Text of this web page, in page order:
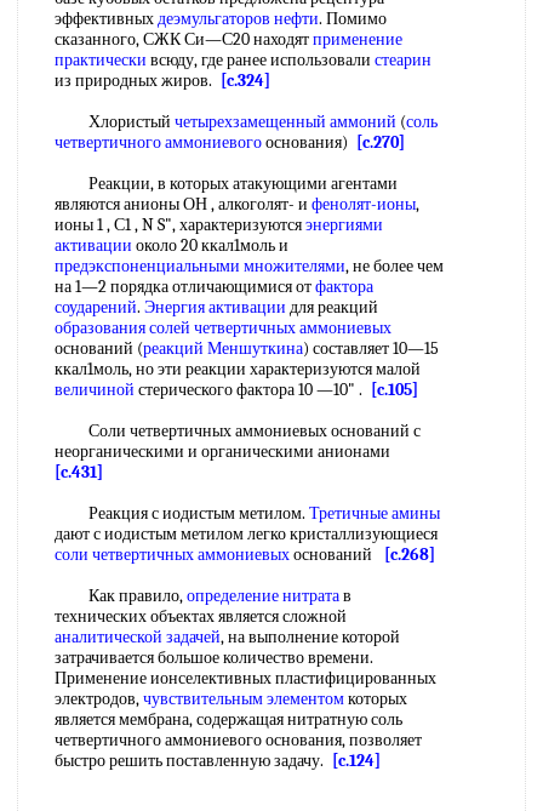
эффективныхдеэмульгаторов нефти. Помимо
сказанного, СЖК Си—С20 находятприменение
практически всюду, где ранее использовали стеарин
из природных жиров.
[c.324]
Хлористый четырехзамещенный аммоний (соль
четвертичного аммониевогооснования)
[c.270]
Реакции, в которых атакующими агентами
являются анионы ОН , алкоголят- и фенолят-ионы,
ионы 1 , С1 , N S", характеризуютсяэнергиями
активации около 20 ккал1моль и
предэкспоненциальными множителями, не более чем
на 1—2 порядка отличающимися отфактора
соударений. Энергия активации для реакций
образования солей четвертичных аммониевых
оснований (реакций Меншуткина) составляет 10—15
ккал1моль, но эти реакции характеризуются малой
величиной стерического фактора 10 —10" .
[c.105]
Соли четвертичных аммониевых оснований с
неорганическими и органическими анионами
[c.431]
Реакция с иодистым метилом. Третичные амины
дают с иодистым метилом легко кристаллизующиеся
соли четвертичных аммониевыхоснований
[c.268]
Как правило,определение нитратав
технических объектах является сложной
аналитической задачей, на выполнение которой
затрачивается большое количество времени.
Применение ионселективных пластифицированных
электродов,чувствительным элементомкоторых
является мембрана, содержащая нитратную соль
четвертичного аммониевого основания, позволяет
быстро решить поставленную задачу.
[c.124]